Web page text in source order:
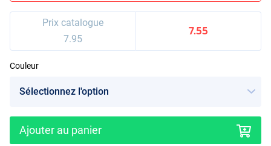
Prix catalogue
7.95
7.55
Couleur
Ajouter au panier